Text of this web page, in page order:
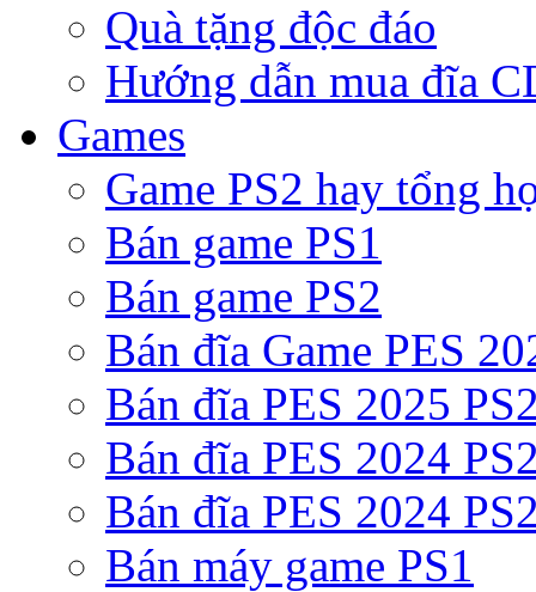
Quà tặng độc đáo
Hướng dẫn mua đĩa
Games
Game PS2 hay tổng
Bán game PS1
Bán game PS2
Bán đĩa Game PES
Bán đĩa PES 2025
Bán đĩa PES 2024
Bán đĩa PES 2024
Bán máy game PS1